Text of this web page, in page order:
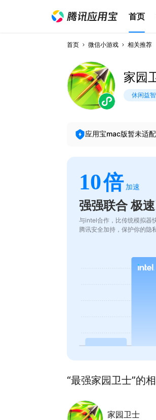
首页
首页 微信小游戏 相关推荐
家园
休闲益智
应用宝mac版暂未适
10倍 加速
强强联合 极
与intel合作，比传统模拟器
腾讯安全加持，保护你的隐
“最强家园卫士”的
家园卫士